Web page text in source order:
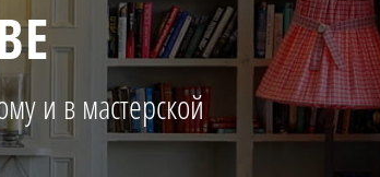
и в мастерской